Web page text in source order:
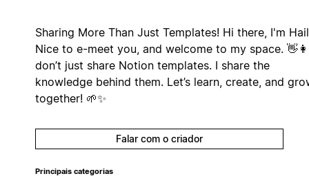
Sharing More Than Just Templates! Hi there, I'm
Nice to e-meet you, and welcome to my space.
don’t just share Notion templates. I share the
knowledge behind them. Let’s learn, create, and
together! 🌱✨
Falar com o criador
Principais categorias